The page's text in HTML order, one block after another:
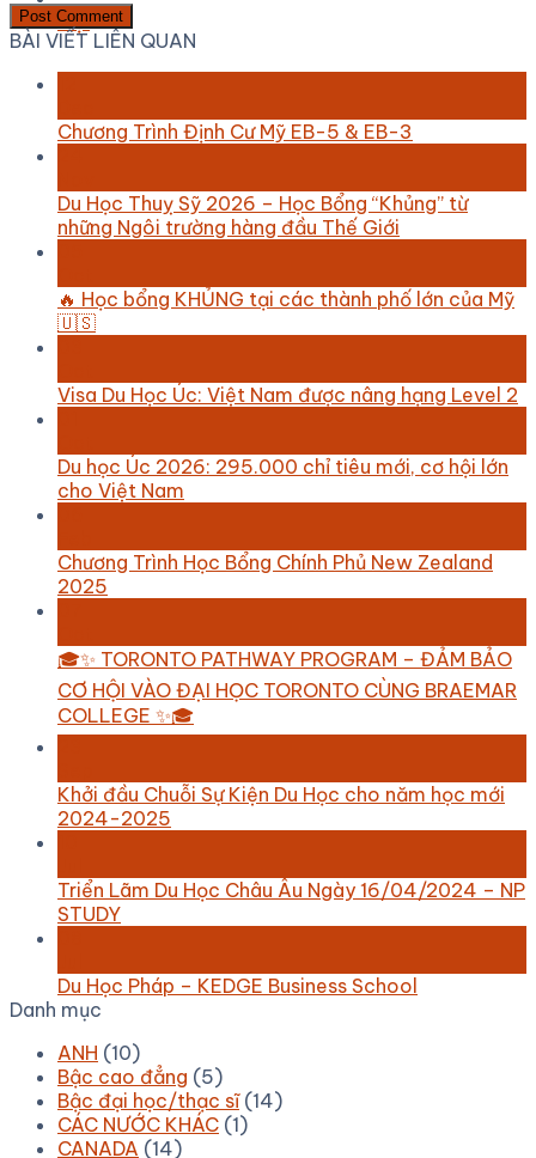
Gọi
BÀI VIẾT LIÊN QUAN
Chương Trình Định Cư Mỹ EB-5 & EB-3
Du Học Thuỵ Sỹ 2026 – Học Bổng “Khủng” từ
những Ngôi trường hàng đầu Thế Giới
🔥 Học bổng KHỦNG tại các thành phố lớn của Mỹ
🇺🇸
Visa Du Học Úc: Việt Nam được nâng hạng Level 2
Du học Úc 2026: 295.000 chỉ tiêu mới, cơ hội lớn
cho Việt Nam
Chương Trình Học Bổng Chính Phủ New Zealand
2025
🎓✨ TORONTO PATHWAY PROGRAM – ĐẢM BẢO
CƠ HỘI VÀO ĐẠI HỌC TORONTO CÙNG BRAEMAR
COLLEGE ✨🎓
Khởi đầu Chuỗi Sự Kiện Du Học cho năm học mới
2024-2025
Triển Lãm Du Học Châu Âu Ngày 16/04/2024 – NP
STUDY
Du Học Pháp – KEDGE Business School
Danh mục
ANH (10)
Bậc cao đẳng (5)
Bậc đại học/thạc sĩ(14)
CÁC NƯỚC KHÁC (1)
CANADA (14)